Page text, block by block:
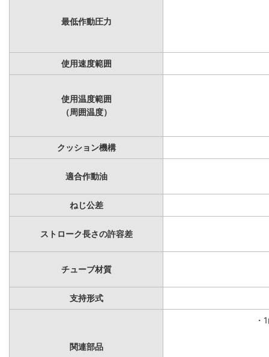
最低作動圧力
使用速度範囲
使用温度範囲
（周囲温度）
クッション機構
適合作動油
ねじ公差
ストローク長さの許容差
チューブ材質
支持形式
関連部品
・